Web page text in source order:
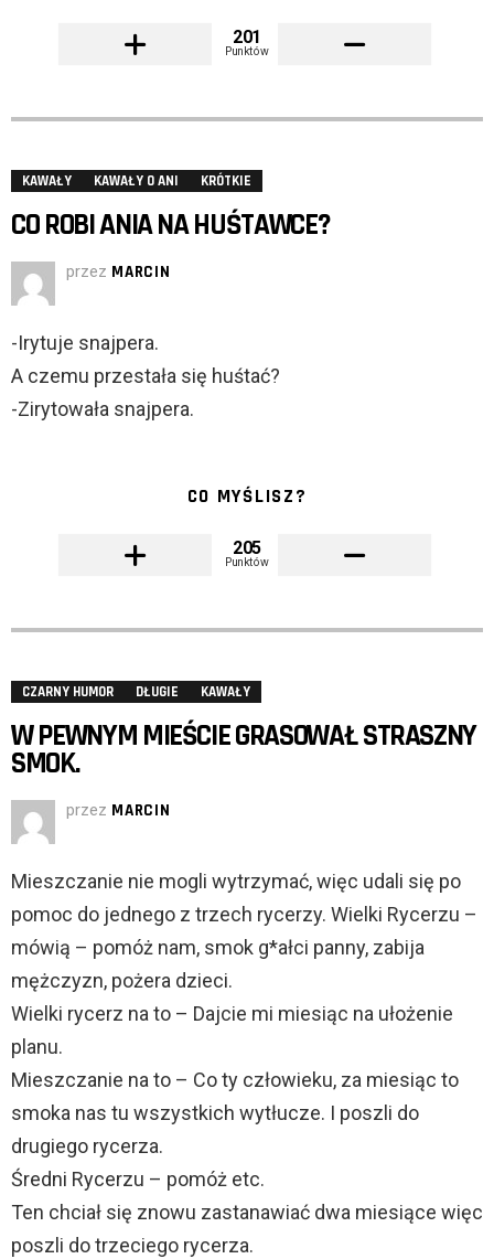
201
Punktów
KAWAŁY KAWAŁY O ANI KRÓTKIE
CO ROBI ANIA NA HUŚTAWCE?
przez MARCIN
-Irytuje snajpera.
A czemu przestała się huśtać?
-Zirytowała snajpera.
CO MYŚLISZ?
205
Punktów
CZARNY HUMOR DŁUGIE KAWAŁY
W PEWNYM MIEŚCIE GRASOWAŁ STRASZNY
SMOK.
przez MARCIN
Mieszczanie nie mogli wytrzymać, więc udali się po
pomoc do jednego z trzech rycerzy. Wielki Rycerzu –
mówią – pomóż nam, smok g*ałci panny, zabija
mężczyzn, pożera dzieci.
Wielki rycerz na to – Dajcie mi miesiąc na ułożenie
planu.
Mieszczanie na to – Co ty człowieku, za miesiąc to
smoka nas tu wszystkich wytłucze. I poszli do
drugiego rycerza.
Średni Rycerzu – pomóż etc.
Ten chciał się znowu zastanawiać dwa miesiące więc
poszli do trzeciego rycerza.